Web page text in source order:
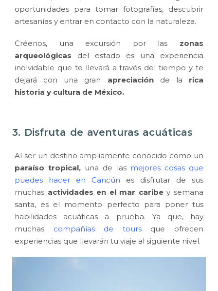
oportunidades para tomar fotografías, descubrir
artesanías y entrar en contacto con la naturaleza.
Créenos, una excursión por las zonas
arqueológicas del estado es una experiencia
inolvidable que te llevará a través del tiempo y te
dejará con una gran apreciaciónde la rica
historia y cultura de México.
3. Disfruta de aventuras acuáticas
Al ser un destino ampliamente conocido como un
paraíso tropical, una de las mejores cosas que
puedes hacer en Cancún es disfrutar de sus
muchas actividades en el mar caribey semana
santa, es el momento perfecto para poner tus
habilidades acuáticas a prueba. Ya que, hay
muchas compañías de toursque ofrecen
experiencias que llevarán tu viaje al siguiente nivel.